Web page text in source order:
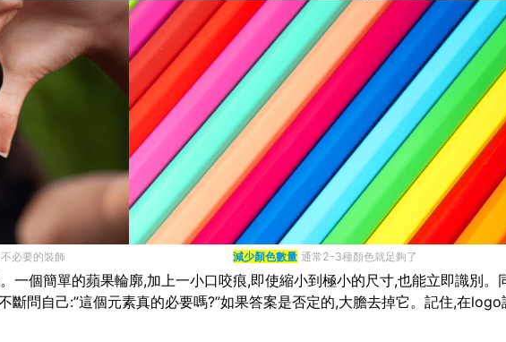
必要的裝飾 減少顏色數量 通常2-3種顏色就足夠了
一個簡單的蘋果輪廓,加上一小口咬痕,即使縮小到極小的尺寸,也能立即識別
問自己:”這個元素真的必要嗎?”如果答案是否定的,大膽去掉它。記住,在logo